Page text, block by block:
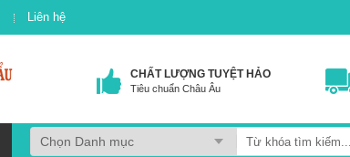
Liên hệ
CHẤT LƯỢNG TUYỆT HẢO
Tiêu chuẩn Châu Âu